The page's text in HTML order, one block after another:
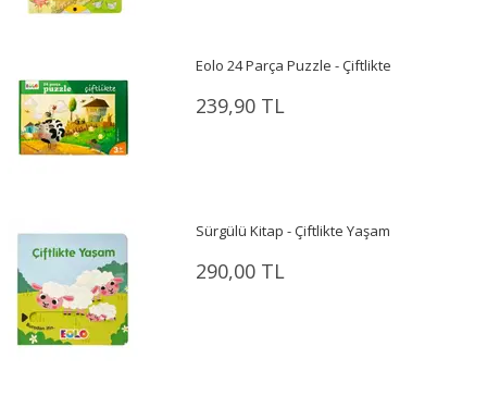
Eolo 24 Parça Puzzle - Çiftlikte
239,90 TL
Sürgülü Kitap - Çiftlikte Yaşam
290,00 TL